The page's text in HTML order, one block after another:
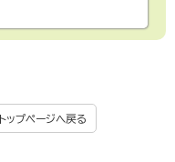
トップページへ戻る